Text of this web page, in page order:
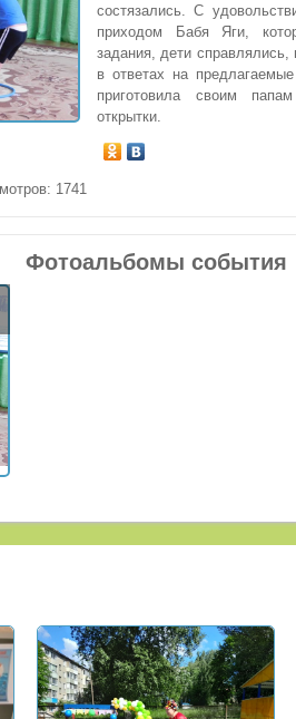
состязались. С
приходом Бабя Яги,
задания, дети
в ответах на
приготовила своим
открытки.
1741
Фотоальбомы события